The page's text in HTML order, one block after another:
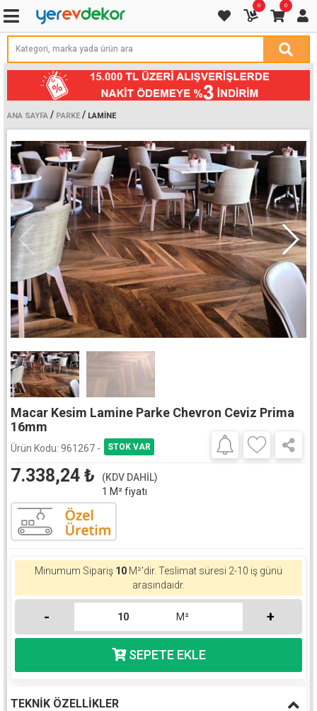
0 0
ANA SAYFA / PARKE / LAMINE
Macar Kesim Lamine Parke Chevron Ceviz Prima
16mm
Ürün Kodu: 961267 -
7.338,24 ₺
(KDV DAHİL)
1 M² fiyatı
Minumum Sipariş 10 M²'dir. Teslimat süresi 2-10 iş günü
arasındaıdr.
- M² +
TEKNIK ÖZELLIKLER